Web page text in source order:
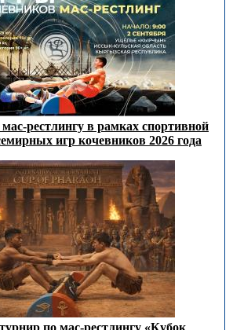
рестлингу в рамках спортивной
игр кочевников 2026 года
по мас-рестлингу «Кубок